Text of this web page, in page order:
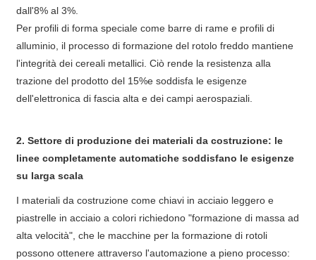
dall'8% al 3%.
Per profili di forma speciale come barre di rame e profili di
alluminio, il processo di formazione del rotolo freddo mantiene
l'integrità dei cereali metallici. Ciò rende la resistenza alla
trazione del prodotto del 15%e soddisfa le esigenze
dell'elettronica di fascia alta e dei campi aerospaziali.
2. Settore di produzione dei materiali da costruzione: le
linee completamente automatiche soddisfano le esigenze
su larga scala
I materiali da costruzione come chiavi in ​​acciaio leggero e
piastrelle in acciaio a colori richiedono "formazione di massa ad
alta velocità", che le macchine per la formazione di rotoli
possono ottenere attraverso l'automazione a pieno processo: